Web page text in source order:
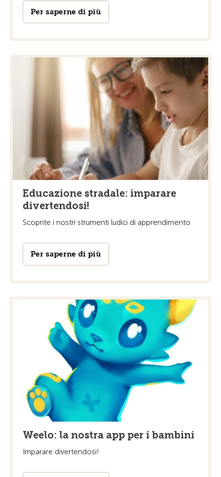
Per saperne di più
Educazione stradale: imparare
divertendosi!
Scoprite i nostri strumenti ludici di apprendimento
Per saperne di più
Weelo: la nostra app per i bambini
Imparare divertendosi!